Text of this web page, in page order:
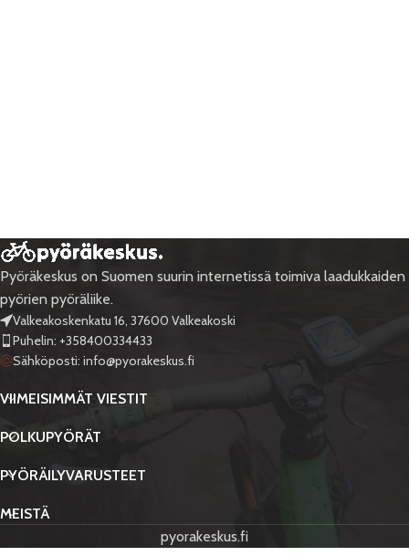
Pyöräkeskus on Suomen suurin internetissä toimiva laadukkaiden
pyörien pyöräliike.
Valkeakoskenkatu 16, 37600 Valkeakoski
Puhelin: +358400334433
Sähköposti: info@pyorakeskus.fi
VIIMEISIMMÄT VIESTIT
POLKUPYÖRÄT
PYÖRÄILYVARUSTEET
MEISTÄ
pyorakeskus.fi